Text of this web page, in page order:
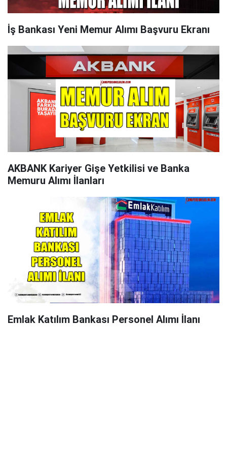
İş Bankası Yeni Memur Alımı Başvuru Ekranı
AKBANK Kariyer Gişe Yetkilisi ve Banka
Memuru Alımı İlanları
Emlak Katılım Bankası Personel Alımı İlanı